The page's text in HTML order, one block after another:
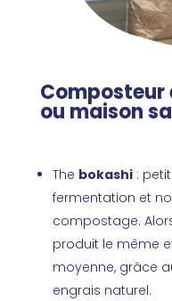
ou maison
The bokashi: petit
fermentation et
compostage.
produit le même
moyenne, grâce
engrais naturel.